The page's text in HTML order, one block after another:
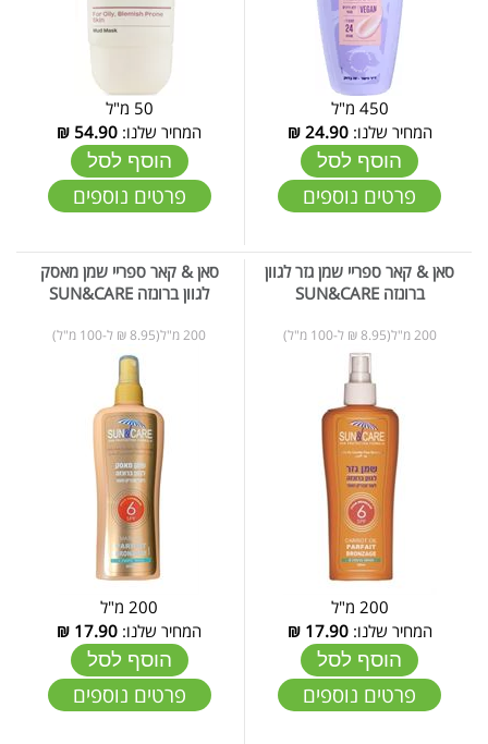
450 מ"ל
המחיר שלנו:24.90
₪
הוסף לסל
פרטים נוספים
50 מ"ל
המחיר שלנו: 54.90
₪
הוסף לסל
פרטים נוספים
סאן & קאר ספריי שמן גזר לגוון
ברונזה SUN&CARE
200 מ"ל(8.95 ₪ ל-100 מ"ל)
200 מ"ל
המחיר שלנו:17.90
₪
הוסף לסל
פרטים נוספים
סאן & קאר ספריי שמן מאסק
לגוון ברונזה SUN&CARE
200 מ"ל(8.95 ₪ ל-100 מ"ל)
200 מ"ל
המחיר שלנו: 17.90
₪
הוסף לסל
פרטים נוספים